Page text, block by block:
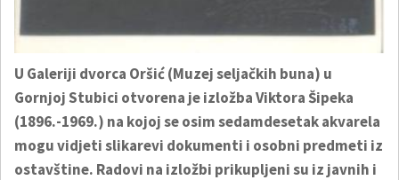
U Galeriji dvorca Oršić (Muzej seljačkih buna) u
Gornjoj Stubici otvorena je izložba Viktora Šipeka
(1896.-1969.) na kojoj se osim sedamdesetak akvarela
mogu vidjeti slikarevi dokumenti i osobni predmeti iz
ostavštine. Radovi na izložbi prikupljeni su iz javnih i